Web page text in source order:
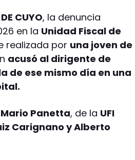
CUYO, la denuncia
en la Unidad Fiscal de
realizada por una joven de
acusó al dirigente de
de ese mismo día en una
Panetta, de la UFI
Carignano y Alberto